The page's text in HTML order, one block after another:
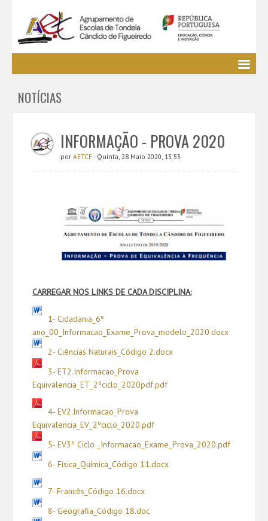
EE / Alunos
Cursos Profissionais
Bibliotecas
Media AETCF
Utilizador não identificado. ( Entrar
NOTÍCIAS
INFORMAÇÃO - PROVA 2020
por AETCF- Quinta, 28 Maio 2020, 13:53
CARREGAR NOS LINKS DE CADA DISCIPLINA:
1- Cidadania_6º
ano_00_Informacao_Exame_Prova_modelo_2020.docx
2- Ciências Naturais_Código 2.docx
3- ET2.Informacao_Prova
Equivalencia_ET_2ºciclo_2020pdf.pdf
4- EV2.Informacao_Prova
Equivalencia_EV_2ºciclo_2020.pdf
5- EV3º Ciclo _Informacao_Exame_Prova_2020.pdf
6- Física_Química_Código 11.docx
7- Francês_Código 16.docx
8- Geografia_Código 18.doc